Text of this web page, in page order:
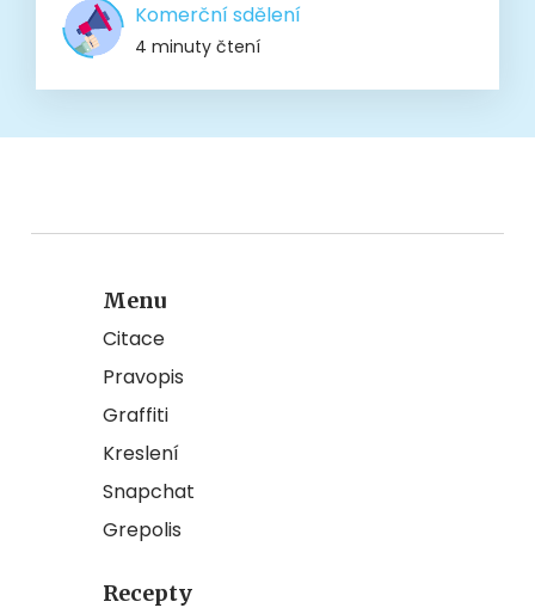
Komerční sdělení
4 minuty čtení
Menu
Citace
Pravopis
Graffiti
Kreslení
Snapchat
Grepolis
Recepty